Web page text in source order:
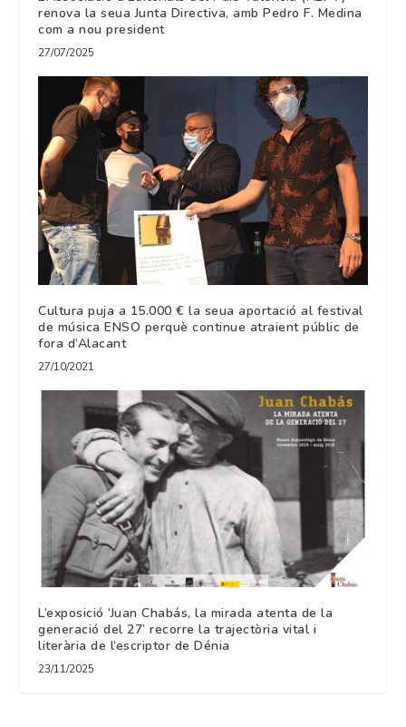
renova la seua Junta Directiva, amb Pedro F. Medina
com a nou president
27/07/2025
Cultura puja a 15.000 € la seua aportació al festival
de música ENSO perquè continue atraient públic de
fora d’Alacant
27/10/2021
L’exposició ‘Juan Chabás, la mirada atenta de la
generació del 27’ recorre la trajectòria vital i
literària de l’escriptor de Dénia
23/11/2025